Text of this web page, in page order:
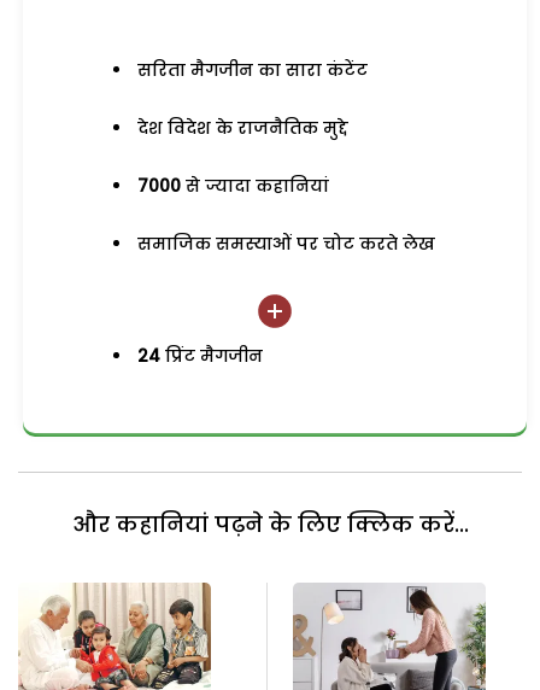
सरिता मैगजीन का सारा कंटेंट
देश विदेश के राजनैतिक मुद्दे
7000 से ज्यादा कहानियां
समाजिक समस्याओं पर चोट करते लेख
24 प्रिंट मैगजीन
और कहानियां पढ़ने के लिए क्लिक करें...